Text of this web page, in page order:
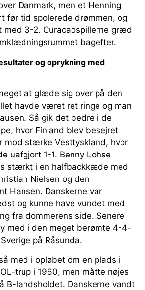
Danmark, men et Henning
før tid spolerede drømmen, og
med 3-2. Curacaospillerne græd
bagefter.
og oprykning med
at glæde sig over på den
havde været ret ringe og man
Så gik det bedre i de
hvor Finland blev besejret
mod stærke Vesttyskland, hvor
uafgjort 1-1. Benny Lohse
stærkt i en halfbackkæde med
Nielsen og den
Hansen. Danskerne var
og kunne have vundet med
fra dommerens side. Senere
med i den meget berømte 4-4-
på Råsunda.
med i opløbet om en plads i
trup i 1960, men måtte nøjes
B-landsholdet. Danskerne vandt